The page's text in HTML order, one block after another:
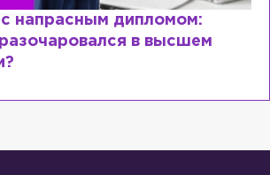
напрасным дипломом:
в высшем